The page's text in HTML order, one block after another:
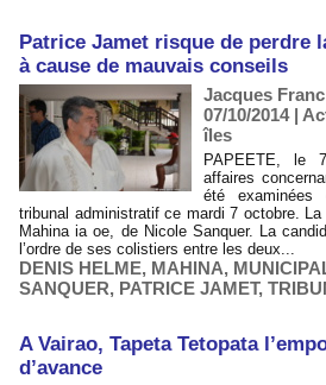
Patrice Jamet risque de perdre
à cause de mauvais conseils
Jacques
07/10/2014|
îles
PAPEETE, le
affaires
été
tribunal administratif ce mardi 7 octobre.
Mahina ia oe, de Nicole Sanquer. La
l’ordre de ses colistiers entre les deux...
DENIS HELME, MAHINA,
SANQUER, PATRICE JAMET,
A Vairao, Tapeta Tetopata
d’avance